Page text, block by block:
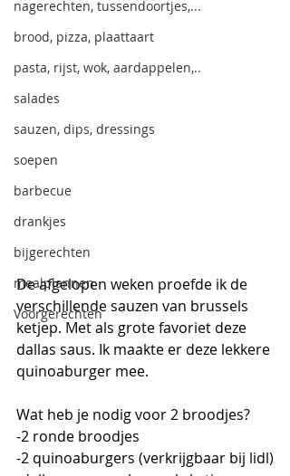
nagerechten, tussendoortjes,...
brood, pizza, plaattaart
pasta, rijst, wok, aardappelen,..
salades
sauzen, dips, dressings
soepen
barbecue
drankjes
bijgerechten
mealplannen
Voorgerechten
De afgelopen weken proefde ik de
verschillende sauzen van brussels
ketjep. Met als grote favoriet deze
dallas saus. Ik maakte er deze lekkere
quinoaburger mee.
Wat heb je nodig voor 2 broodjes?
-2 ronde broodjes
-2 quinoaburgers (verkrijgbaar bij lidl)